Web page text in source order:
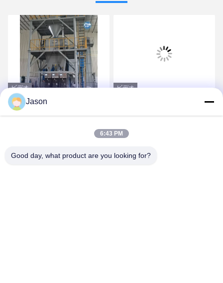
ビデオ
高効率のPLC制御 ドライ
ミックス 粉末 モルター ミ
ィサンド セメント 石膏ミ
剤 粘着剤 製造 機械
最良 の 価格 を 入手 する
ビデオ
時間のフル オートマチッ
クの混合晒粉の植物ごと
最良 の 価格 を 入手 する
Jason
6:43 PM
Good day, what product are you looking for?